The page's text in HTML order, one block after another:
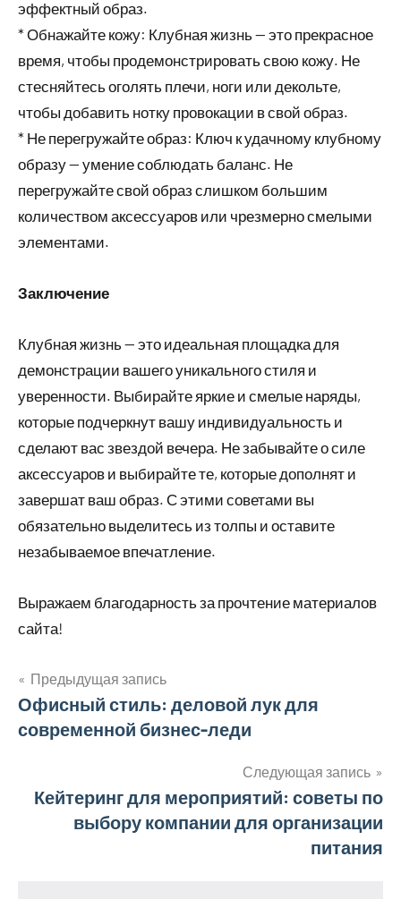
эффектный образ.
* Обнажайте кожу: Клубная жизнь — это прекрасное
время, чтобы продемонстрировать свою кожу. Не
стесняйтесь оголять плечи, ноги или декольте,
чтобы добавить нотку провокации в свой образ.
* Не перегружайте образ: Ключ к удачному клубному
образу — умение соблюдать баланс. Не
перегружайте свой образ слишком большим
количеством аксессуаров или чрезмерно смелыми
элементами.
Заключение
Клубная жизнь — это идеальная площадка для
демонстрации вашего уникального стиля и
уверенности. Выбирайте яркие и смелые наряды,
которые подчеркнут вашу индивидуальность и
сделают вас звездой вечера. Не забывайте о силе
аксессуаров и выбирайте те, которые дополнят и
завершат ваш образ. С этими советами вы
обязательно выделитесь из толпы и оставите
незабываемое впечатление.
Выражаем благодарность за прочтение материалов
сайта!
Навигация
по
Предыдущая запись
Офисный стиль: деловой лук для
современной бизнес-леди
Следующая запись
Кейтеринг для мероприятий: советы по
выбору компании для организации
питания